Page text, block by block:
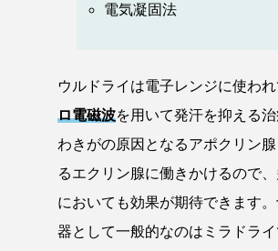
電気凝固法
ウルドライは電子レンジに使わ
ロ電磁波を用いて発汗を抑える治
わきがの原因となるアポクリン
るエクリン腺に働きかけるので
においても効果が期待できます
器として一般的なのはミラドライ